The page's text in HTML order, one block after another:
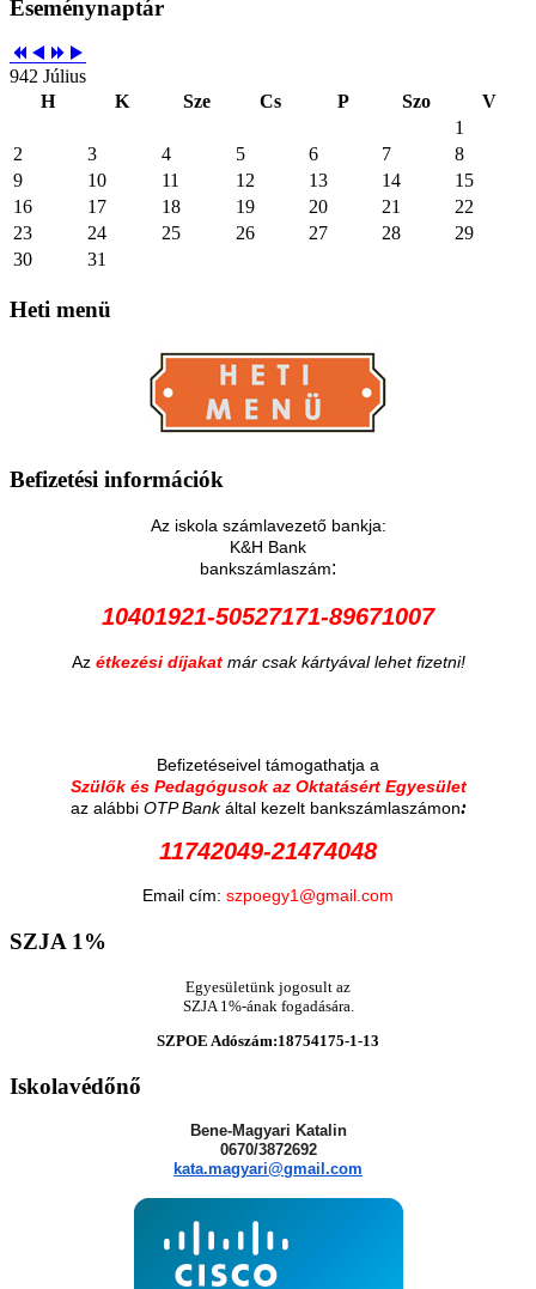
Eseménynaptár
942 Július
H
K Sze Cs P Szo
V
1
2
3 4 5 6 7
8
9
10 11 12 13 14
15
16
17 18 19 20 21
22
23
24 25 26 27 28
29
30
31
Heti menü
Befizetési információk
Az iskola számlavezető bankja:
K&H Bank
bankszámlaszám:
10401921-50527171-89671007
Az étkezési díjakat már csak kártyával lehet fizetni!
Befizetéseivel támogathatja a
Szülők és Pedagógusok az Oktatásért Egyesület
az alábbi OTP Bankáltal kezelt bankszámlaszámon:
11742049-21474048
Email cím: szpoegy1@gmail.com
SZJA 1%
Egyesületünk jogosult az
SZJA 1%-ának fogadására.
SZPOE Adószám:18754175-1-13
Iskolavédőnő
Bene-Magyari Katalin
0670/3872692
kata.magyari@gmail.com